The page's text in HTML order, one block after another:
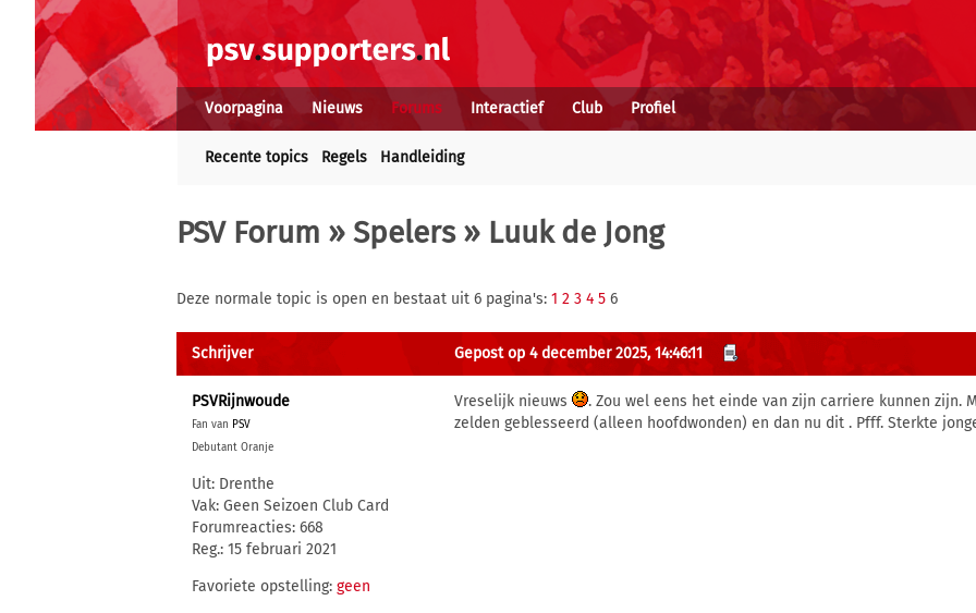
Voorpagina Nieuws Forums Interactief Club Profiel
Recente topics Regels Handleiding
PSV Forum » Spelers» Luuk de Jong
Deze normale topic is open en bestaat uit 6 pagina's: 1 2 3 4 5 6
Schrijver Gepost op 4 december 2025, 14:46:11
PSVRijnwoude
Fan van PSV
Debutant Oranje
Uit: Drenthe
Vak: Geen Seizoen Club Card
Forumreacties: 668
Reg.: 15 februari 2021
Favoriete opstelling: geen
Vreselijk nieuws
. Zou wel eens het einde van zijn carriere kunnen zijn.
zelden geblesseerd (alleen hoofdwonden) en dan nu dit . Pfff. Sterkte